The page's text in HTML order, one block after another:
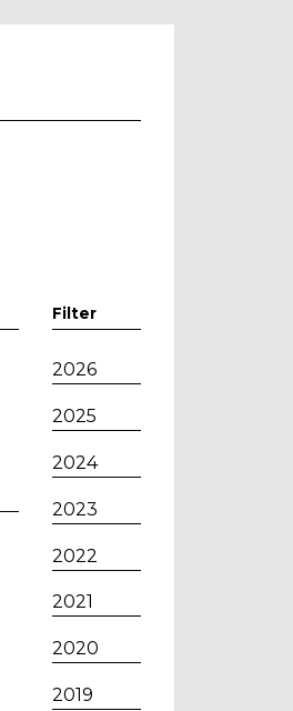
Filter
2026
2025
2024
2023
2022
2021
2020
2019